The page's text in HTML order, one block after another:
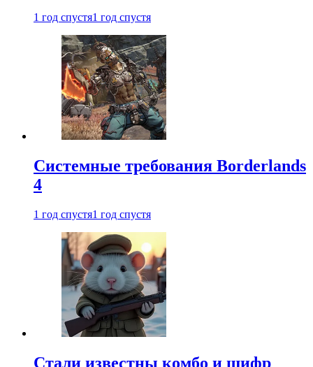
1 год спустя1 год спустя
Системные требования Borderlands
4
1 год спустя1 год спустя
Стали известны комбо и шифр